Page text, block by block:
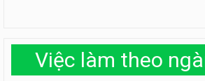
Việc làm theo